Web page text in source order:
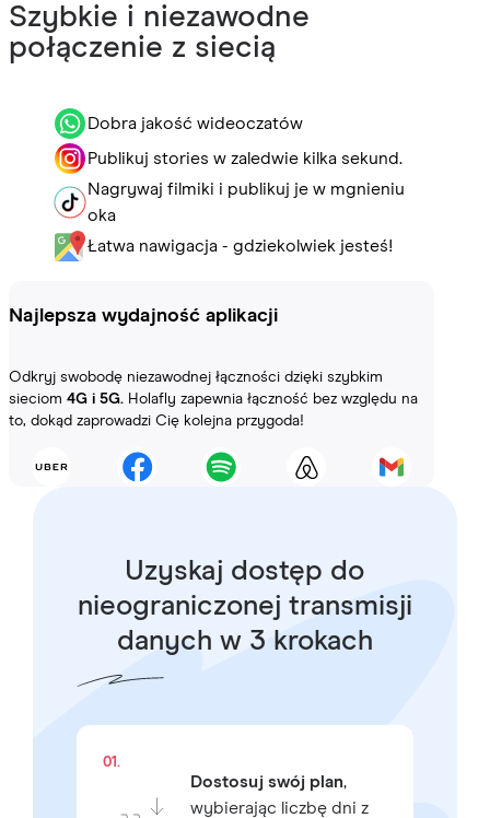
Szybkie i niezawodne
połączenie z siecią
Dobra jakość wideoczatów
Publikuj stories w zaledwie kilka sekund.
Nagrywaj filmiki i publikuj je w mgnieniu
oka
Łatwa nawigacja - gdziekolwiek jesteś!
Najlepsza wydajność aplikacji
Odkryj swobodę niezawodnej łączności dzięki szybkim
sieciom 4G i 5G. Holafly zapewnia łączność bez względu na
to, dokąd zaprowadzi Cię kolejna przygoda!
Uzyskaj dostęp do
nieograniczonej transmisji
danych w 3 krokach
01.
Dostosuj swój plan,
wybierając liczbę dni z